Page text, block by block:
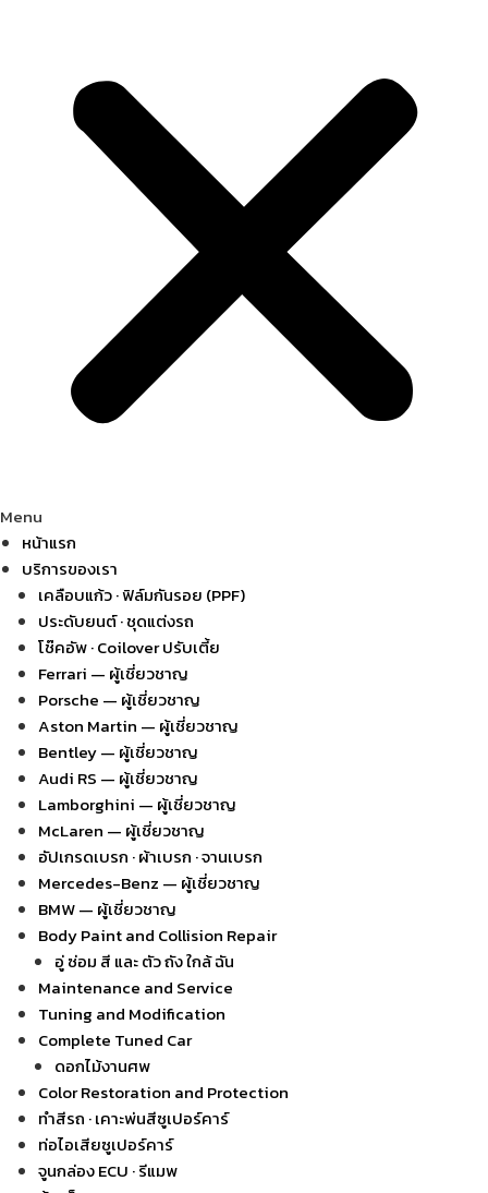
Menu
หน้าแรก
บริการของเรา
เคลือบแก้ว · ฟิล์มกันรอย (PPF)
ประดับยนต์ · ชุดแต่งรถ
โช๊คอัพ · Coilover ปรับเตี้ย
Ferrari — ผู้เชี่ยวชาญ
Porsche — ผู้เชี่ยวชาญ
Aston Martin — ผู้เชี่ยวชาญ
Bentley — ผู้เชี่ยวชาญ
Audi RS — ผู้เชี่ยวชาญ
Lamborghini — ผู้เชี่ยวชาญ
McLaren — ผู้เชี่ยวชาญ
อัปเกรดเบรก · ผ้าเบรก · จานเบรก
Mercedes-Benz — ผู้เชี่ยวชาญ
BMW — ผู้เชี่ยวชาญ
Body Paint and Collision Repair
อู่ ซ่อม สี และ ตัว ถัง ใกล้ ฉัน
Maintenance and Service
Tuning and Modification
Complete Tuned Car
ดอกไม้งานศพ
Color Restoration and Protection
ทำสีรถ · เคาะพ่นสีซูเปอร์คาร์
ท่อไอเสียซูเปอร์คาร์
จูนกล่อง ECU · รีแมพ